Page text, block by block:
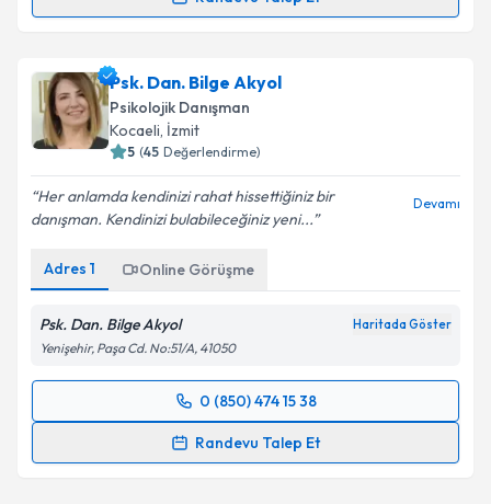
için bir takvim hazırlandığında e-posta ile
bilgilendireceğiz.
E-posta Adresiniz
Metni'ni okudum ve kişisel verilerimin belirtilen
Psk. Dan. Bilge Akyol
Psikolojik Danışman
Kocaeli, İzmit
5 (45 Değerlendirme)
Her anlamda kendinizi rahat hissettiğiniz bir
danışman. Kendinizi bulabileceğiniz yeni...
Devamı
Adres 1 Online Görüşme
Psk. Dan. Bilge Akyol Haritada Göster
Yenişehir, Paşa Cd. No:51/A, 41050
0 (850) 474 15 38
Randevu Talep Et
Randevu Takvimi Talebi